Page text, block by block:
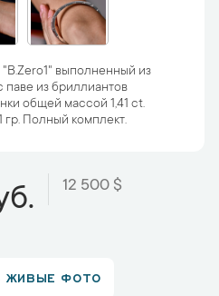
выполненный из
паве из бриллиантов
общей массой 1,41 ct.
гр. Полный комплект.
12 500 $
ЖИВЫЕ ФОТО